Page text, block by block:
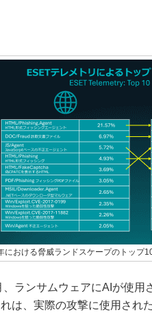
における脅威ランドスケープのトップ
ランサムウェアにAIが使用
は、実際の攻撃に使用され